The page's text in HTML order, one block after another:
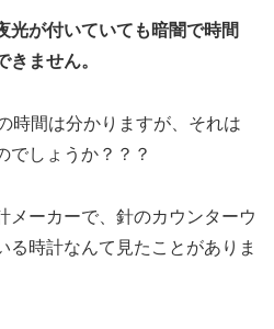
光が付いていても暗闇で時間
きません。
時間は分かりますが、それは
でしょうか？？？
メーカーで、針のカウンターウ
る時計なんて見たことがありま